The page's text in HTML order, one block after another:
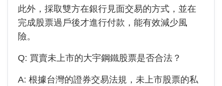
此外，採取雙方在銀行見面交易的方式，並在
完成股票過戶後才進行付款，能有效減少風
險。
Q: 買賣未上市的大宇鋼鐵股票是否合法？
A: 根據台灣的證券交易法規，未上市股票的私